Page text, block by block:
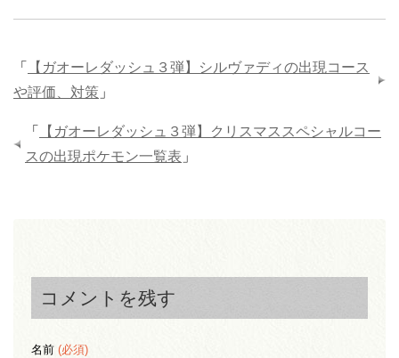
「
【ガオーレダッシュ３弾】シルヴァディの出現コース
や評価、対策 」
「
【ガオーレダッシュ３弾】クリスマススペシャルコー
スの出現ポケモン一覧表 」
コメントを残す
名前 (必須)